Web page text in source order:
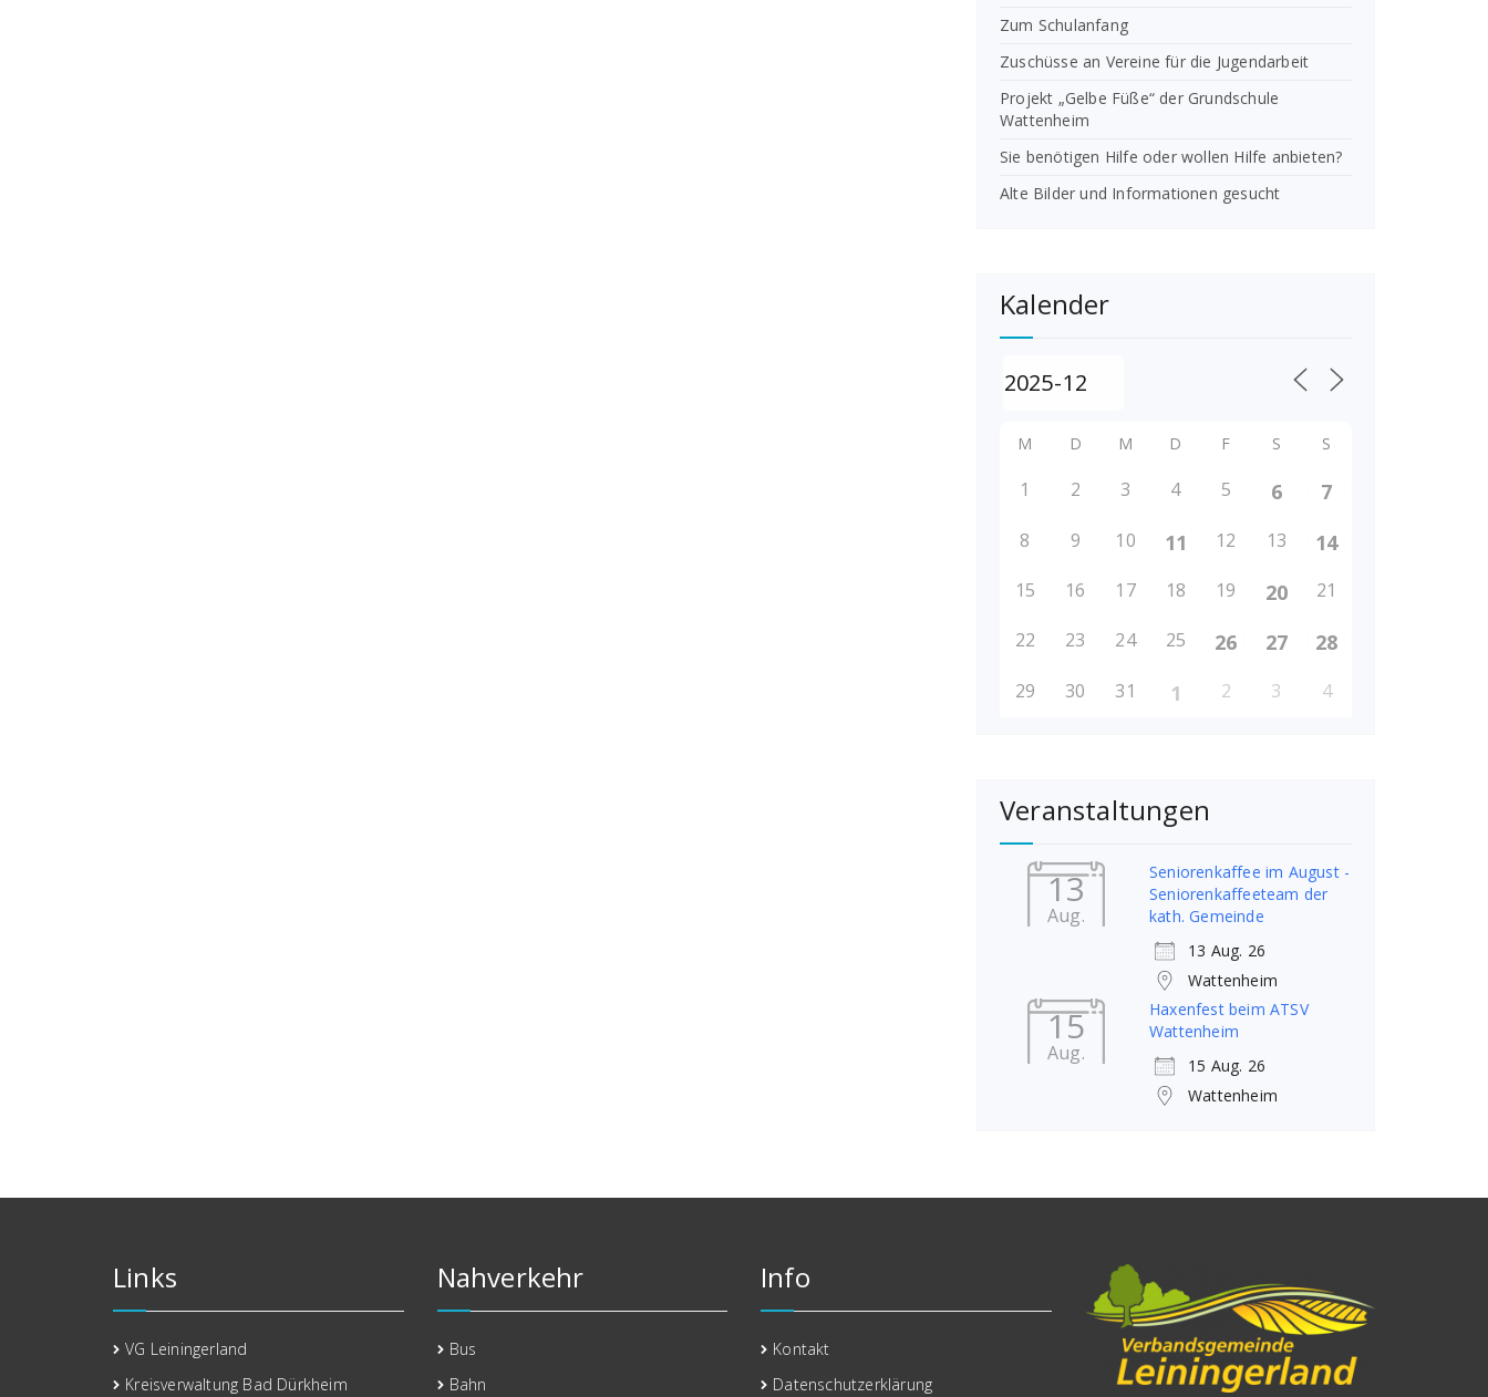
Zum Schulanfang
Zuschüsse an Vereine für die Jugendarbeit
Projekt „Gelbe Füße“ der Grundschule
Wattenheim
Sie benötigen Hilfe oder wollen Hilfe anbieten?
Alte Bilder und Informationen gesucht
Kalender
M D M D F S S
1 2 3 4 5 6 7
8 9 10 11 12 13 14
15 16 17 18 19 20 21
22 23 24 25 26 27 28
29 30 31 1 2 3 4
Veranstaltungen
13
Aug.
Seniorenkaffee im August -
Seniorenkaffeeteam der
kath. Gemeinde
13 Aug. 26
Wattenheim
15
Aug.
Haxenfest beim ATSV
Wattenheim
15 Aug. 26
Wattenheim
Links
VG Leiningerland
Kreisverwaltung Bad Dürkheim
Nahverkehr
Bus
Bahn
Info
Kontakt
Datenschutzerklärung